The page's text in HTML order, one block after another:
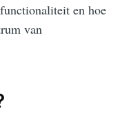
en hoe
van